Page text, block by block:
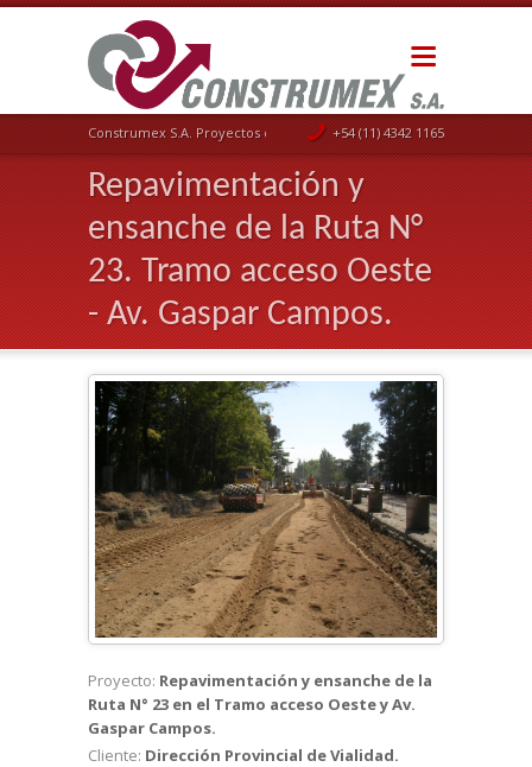
Construmex S.A. Proyectos de Ingeniería+54 (11) 4342 1165
Repavimentación y
ensanche de la Ruta N°
23. Tramo acceso Oeste
- Av. Gaspar Campos.
Proyecto: Repavimentación y ensanche de la
Ruta N° 23 en el Tramo acceso Oeste y Av.
Gaspar Campos.
Cliente: Dirección Provincial de Vialidad.